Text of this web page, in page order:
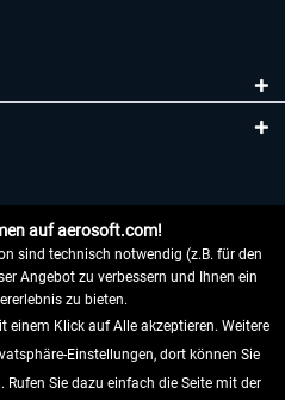
auf aerosoft.com!
sind technisch notwendig (z.B. für den
Angebot zu verbessern und Ihnen ein
zu bieten.
einem Klick auf Alle akzeptieren. Weitere
Einstellungen, dort können Sie
Rufen Sie dazu einfach die Seite mit der